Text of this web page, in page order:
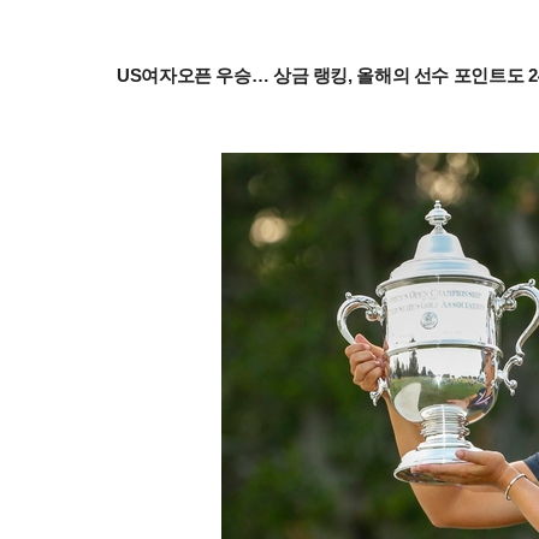
US여자오픈 우승… 상금 랭킹, 올해의 선수 포인트도